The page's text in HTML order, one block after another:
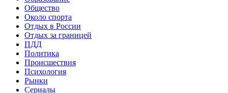
Общество
Около спорта
Отдых в России
Отдых за границей
ПДД
Политика
Происшествия
Психология
Рынки
Сериалы